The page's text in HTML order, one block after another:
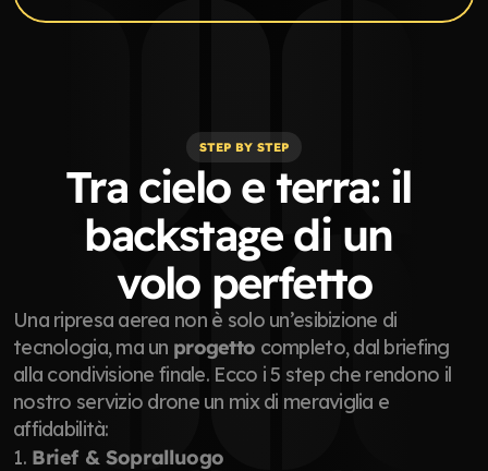
STEP BY STEP
Tra cielo e terra: il
backstage di un
volo perfetto
Una ripresa aerea non è solo un’esibizione di
tecnologia, ma un progetto completo, dal briefing
alla condivisione finale. Ecco i 5 step che rendono il
nostro servizio drone un mix di meraviglia e
affidabilità:
1. Brief & Sopralluogo